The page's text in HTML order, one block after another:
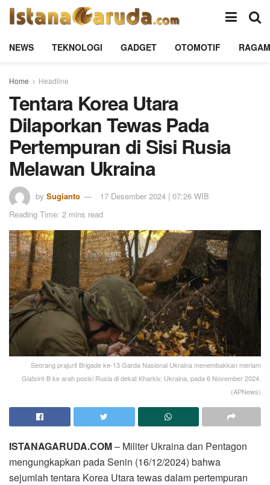
NEWS TEKNOLOGI GADGET OTOMOTIF RAGAM
Home Headline
Tentara Korea Utara
Dilaporkan Tewas Pada
Pertempuran di Sisi Rusia
Melawan Ukraina
by Sugianto
17 Desember 2024 | 07:26 WIB
Reading Time: 2 mins read
Seorang prajurit Brigade ke-13 Garda Nasional Ukraina menembakkan meriam
Giatsint-B ke arah posisi Rusia di dekat Kharkiv, Ukraina, pada 6 November 2024.
(APNews)
ISTANAGARUDA.COM– Militer Ukraina dan Pentagon
mengungkapkan pada Senin (16/12/2024) bahwa
sejumlah tentara Korea Utara tewas dalam pertempuran